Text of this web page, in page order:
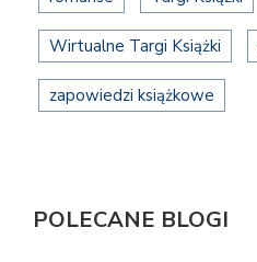
Wirtualne Targi Książki
zapowiedzi książkowe
POLECANE BLOGI